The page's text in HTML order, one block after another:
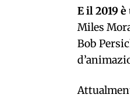
E il 2019
Miles
Bob